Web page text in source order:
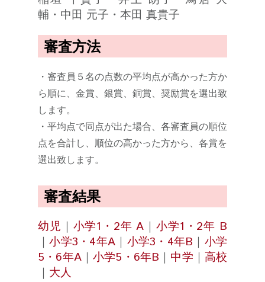
輔・中田 元子・本田 真貴子
審査方法
・審査員５名の点数の平均点が高かった方か
ら順に、金賞、銀賞、銅賞、奨励賞を選出致
します。
・平均点で同点が出た場合、各審査員の順位
点を合計し、順位の高かった方から、各賞を
選出致します。
審査結果
幼児 ｜ 小学1・2年 A ｜小学1・2年 B
｜小学3・4年A｜ 小学3・4年B ｜ 小学
5・6年A｜小学5・6年B ｜ 中学 ｜ 高校
｜ 大人